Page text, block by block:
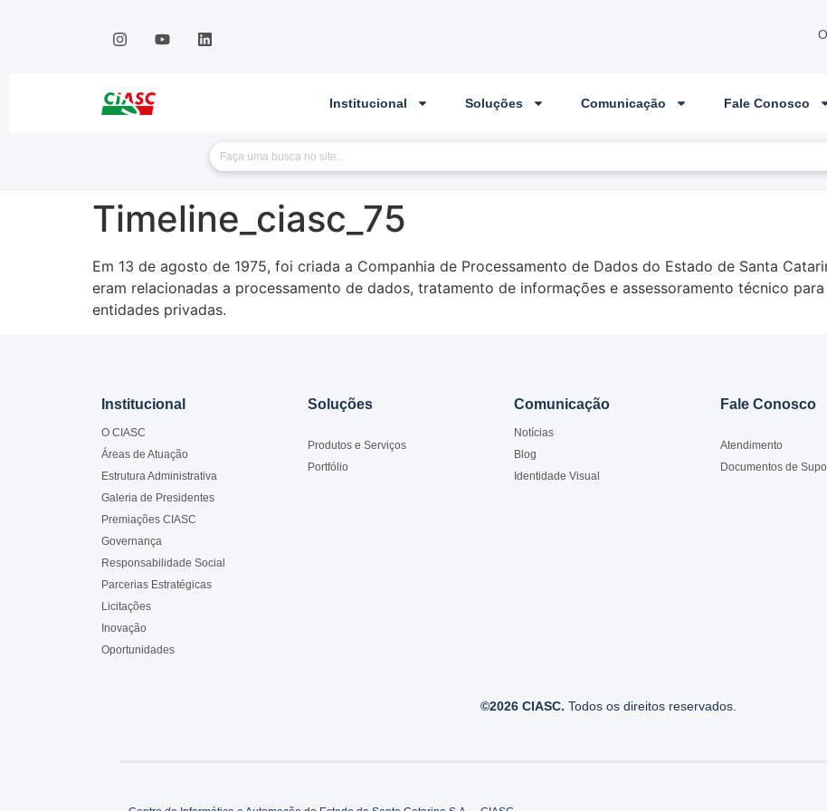
Institucional Soluções Comunicação Fale Conosco
Timeline_ciasc_75
Em 13 de agosto de 1975, foi criada a Companhia de Processamento de Dados do Estado de Santa
eram relacionadas a processamento de dados, tratamento de informações e assessoramento técnico
entidades privadas.
Institucional
O CIASC
Áreas de Atuação
Estrutura Administrativa
Galeria de Presidentes
Premiações CIASC
Governança
Responsabilidade Social
Parcerias Estratégicas
Licitações
Inovação
Oportunidades
Soluções
Produtos e Serviços
Portfólio
Comunicação
Notícias
Blog
Identidade Visual
Fale Conosco
Atendimento
Documentos de
©2026 CIASC. Todos os direitos reservados.